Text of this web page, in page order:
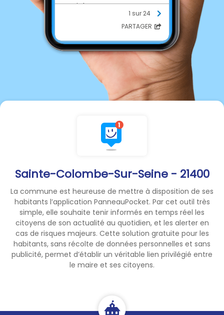
Sainte-Colombe-Sur-Seine - 21400
La commune est heureuse de mettre à disposition de ses
habitants l’application PanneauPocket. Par cet outil très
simple, elle souhaite tenir informés en temps réel les
citoyens de son actualité au quotidien, et les alerter en
cas de risques majeurs. Cette solution gratuite pour les
habitants, sans récolte de données personnelles et sans
publicité, permet d’établir un véritable lien privilégié entre
le maire et ses citoyens.
Merci de respecter ces
nouvelles restrictions.1 sur 24
PARTAGER